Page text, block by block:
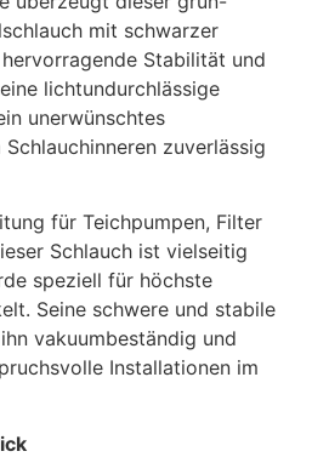
mit schwarzer
Stabilität und
lichtundurchlässige
unerwünschtes
zuverlässig
für Teichpumpen, Filter
Schlauch ist vielseitig
speziell für höchste
Seine schwere und stabile
vakuumbeständig und
Installationen im